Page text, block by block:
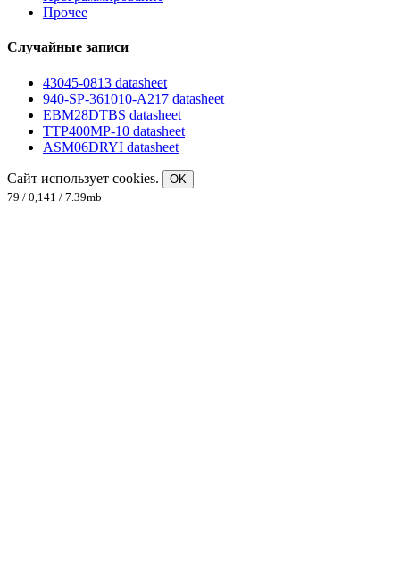
Прочее
Случайные записи
43045-0813 datasheet
940-SP-361010-A217 datasheet
EBM28DTBS datasheet
TTP400MP-10 datasheet
ASM06DRYI datasheet
Сайт использует cookies.
OK
79 / 0,141 / 7.39mb